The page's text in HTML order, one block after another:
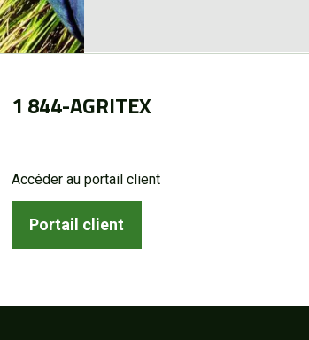
1 844-AGRITEX
Accéder au portail client
Portail client